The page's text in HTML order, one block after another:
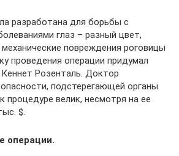
разработана для борьбы с
глаз – разный цвет,
повреждения роговицы
проведения операции придумал
Розенталь. Доктор
подстерегающей органы
процедуре велик, несмотря на ее
$.
операции.